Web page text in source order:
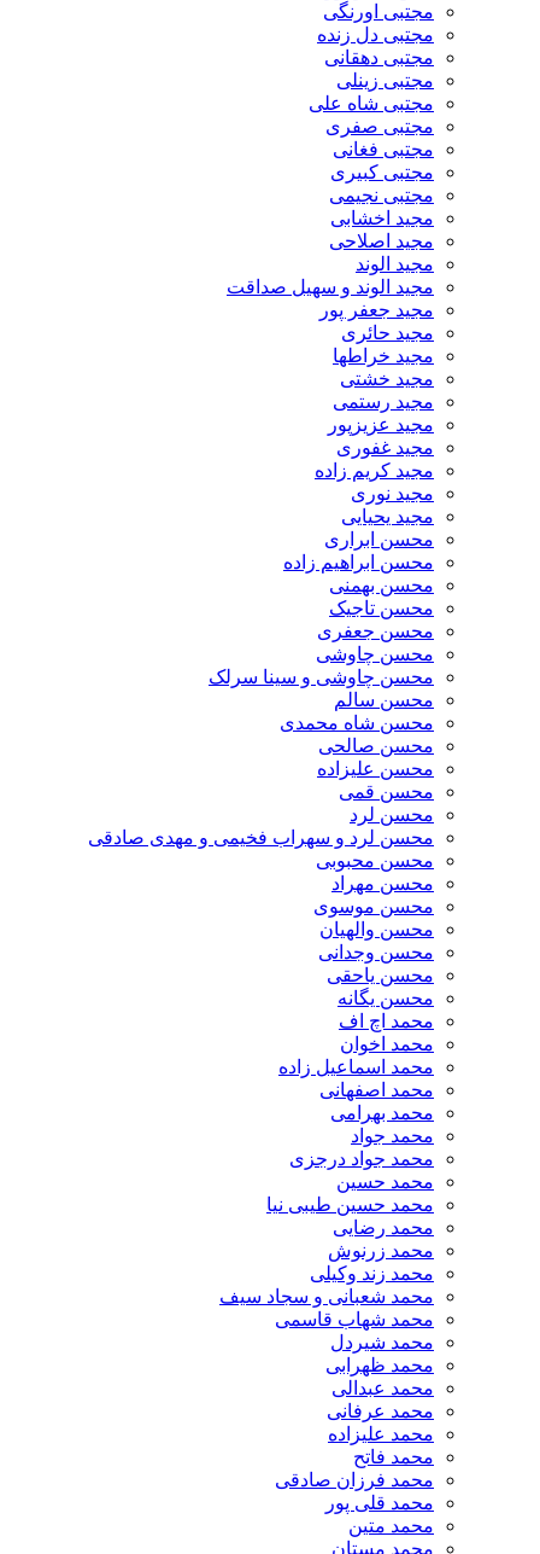
مجتبی اورنگی
مجتبی دل زنده
مجتبی دهقانی
مجتبی زینلی
مجتبی شاه علی
مجتبی صفری
مجتبی فغانی
مجتبی کبیری
مجتبی نجیمی
مجید اخشابی
مجید اصلاحی
مجید الوند‎
مجید الوند و سهیل صداقت
مجید جعفر پور
مجید حائری
مجید خراطها
مجید خشتی
مجید رستمی
مجید عزیزپور
مجید غفوری
مجید کریم زاده
مجید نوری
مجید یحیایی
محسن ابراری
محسن ابراهیم زاده
محسن بهمنی
محسن تاجیک
محسن جعفری
محسن چاوشی
محسن چاوشی و سینا سرلک
محسن سالم
محسن شاه محمدی
محسن صالحی
محسن علیزاده
محسن قمی
محسن لرد
محسن لرد و سهراب فخیمی و مهدی صادقی
محسن محبوبی
محسن مهراد
محسن موسوی
محسن والهیان
محسن وجدانی
محسن یاحقی
محسن یگانه
محمد اچ اف
محمد اخوان
محمد اسماعیل زاده
محمد اصفهانی
محمد بهرامی
محمد جواد
محمد جواد درجزی
محمد حسین
محمد حسین طیبی نیا
محمد رضایی
محمد زرنوش
محمد زند وکیلی
محمد شعبانی و سجاد سیف
محمد شهاب قاسمی
​محمد شیردل
محمد ظهرابی
محمد عبدالی
محمد عرفانی
محمد علیزاده
محمد فاتح
محمد فرزان صادقی
محمد قلی پور
محمد متین
محمد مستان